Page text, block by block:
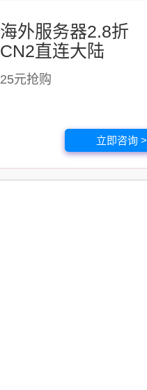
海外服务器2.8折
CN2直连大陆
25元抢购
立即咨询 >